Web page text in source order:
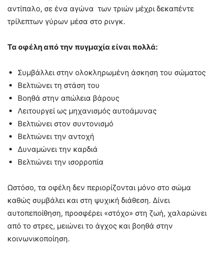
αντίπαλο, σε ένα αγώνα των τριών μέχρι δεκαπέντε
τρίλεπτων γύρων μέσα στο ρινγκ.
Τα οφέλη από την πυγμαχία είναι πολλά:
Συμβάλλει στην ολοκληρωμένη άσκηση του σώματος
Βελτιώνει τη στάση του
Βοηθά στην απώλεια βάρους
Λειτουργεί ως μηχανισμός αυτοάμυνας
Βελτιώνει στον συντονισμό
Βελτιώνει την αντοχή
Δυναμώνει την καρδιά
Βελτιώνει την ισορροπία
Ωστόσο, τα οφέλη δεν περιορίζονται μόνο στο σώμα
καθώς συμβάλει και στη ψυχική διάθεση. Δίνει
αυτοπεποίθηση, προσφέρει «στόχο» στη ζωή, χαλαρώνει
από το στρες, μειώνει το άγχος και βοηθά στην
κοινωνικοποίηση.